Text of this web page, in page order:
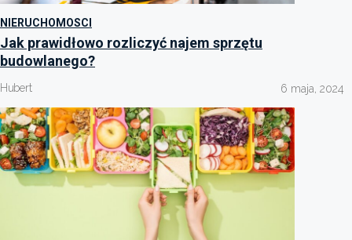
NIERUCHOMOSCI
Jak prawidłowo rozliczyć najem sprzętu
budowlanego?
Hubert 6 maja, 2024